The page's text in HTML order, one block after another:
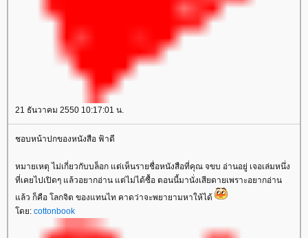
21 ธันวาคม 2550 10:17:01 น.
ชอบหน้าปกของหนังสือ ฟ้าดี
หมายเหตุ ไม่เกี่ยวกับบล็อก แต่เห็นรายชื่อหนังสือที่คุณ จขบ อ่านอยู่ เจอเล่มหนึ่ง
ที่เคยไปเปิดๆ แล้วอยากอ่าน แต่ไม่ได้ซื้อ ตอนนี้มานั่งเสียดายเพราะอยากอ่าน
ล้ว ก็คือ โลกจิต ของแทนไท คาดว่าจะพยายามหาให้ได้
ดย: cottonbook